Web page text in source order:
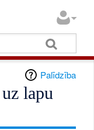
Palīdzība
lapu